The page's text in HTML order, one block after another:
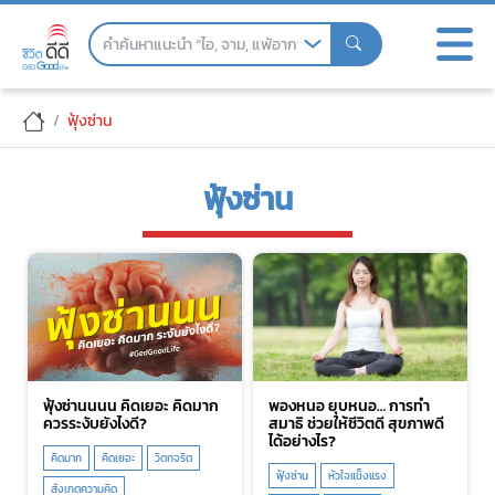
Skip
ฟุ้งซ่าน
ฟุ้งซ่าน
ฟุ้งซ่านนนน คิดเยอะ คิดมาก
ควรระงับยังไงดี?
คิดมาก คิดเยอะ
วิตกจริต
สังเกตความคิด
พองหนอ ยุบหนอ… การทำ
สมาธิ ช่วยให้ชีวิตดี สุขภาพดี
ได้อย่างไร?
ฟุ้งซ่าน
หัวใจแข็งแรง